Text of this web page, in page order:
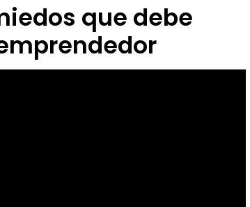
que debe